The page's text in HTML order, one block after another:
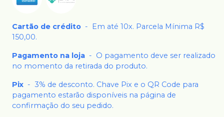
Cartão de crédito -
Em até 10x. Parcela Mínima R$
150,00.
Pagamento na loja - O pagamento deve ser realizado
no momento da retirada do produto.
Pix - 3% de desconto. Chave Pix e o QR Code para
pagamento estarão disponíveis na página de
confirmação do seu pedido.